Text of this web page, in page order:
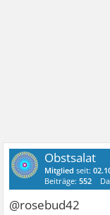
Obstsalat
Mitglied seit:
Beiträge:552
@rosebud42